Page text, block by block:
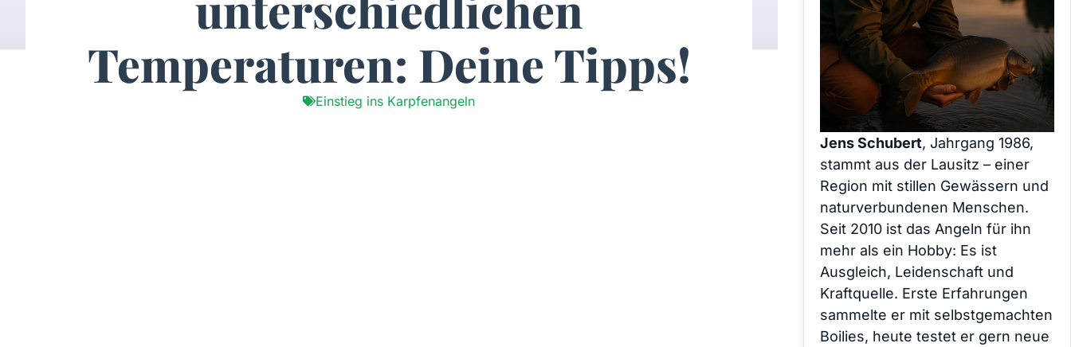
Temperaturen: Deine Tipps!
Einstieg ins Karpfenangeln
Jens Schubert, Jahrgang 1986,
stammt aus der Lausitz – einer
Region mit stillen Gewässern und
naturverbundenen Menschen.
Seit 2010 ist das Angeln für ihn
mehr als ein Hobby: Es ist
Ausgleich, Leidenschaft und
Kraftquelle. Erste Erfahrungen
sammelte er mit selbstgemachten
Boilies, heute testet er gern neue